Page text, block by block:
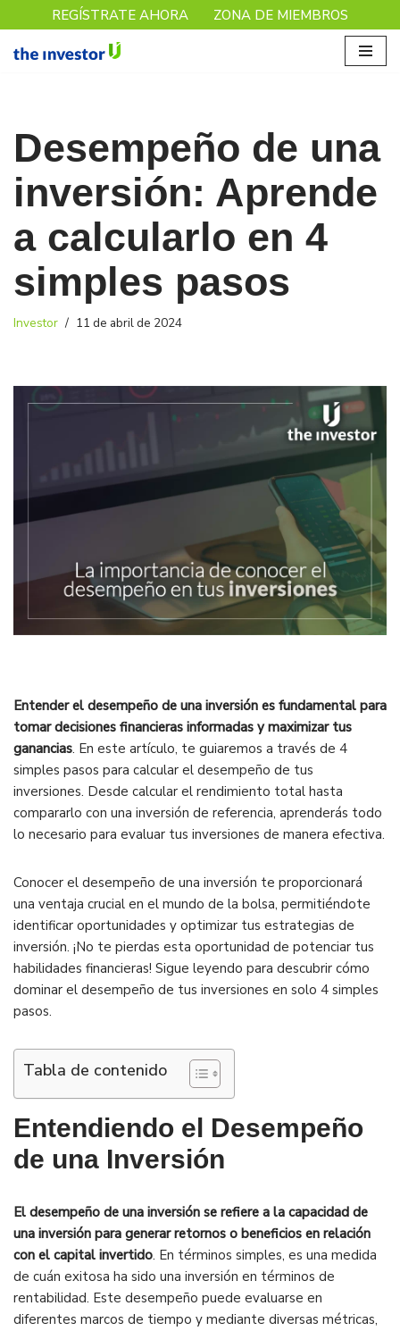
Saltar
REGÍSTRATE AHORA ZONA DE MIEMBROS
Desempeño de una
inversión: Aprende
a calcularlo en 4
simples pasos
Investor 11 de abril de 2024
Entender el desempeño de una inversión es fundamental para
tomar decisiones financieras informadas y maximizar tus
ganancias. En este artículo, te guiaremos a través de 4
simples pasos para calcular el desempeño de tus
inversiones. Desde calcular el rendimiento total hasta
compararlo con una inversión de referencia, aprenderás todo
lo necesario para evaluar tus inversiones de manera efectiva.
Conocer el desempeño de una inversión te proporcionará
una ventaja crucial en el mundo de la bolsa, permitiéndote
identificar oportunidades y optimizar tus estrategias de
inversión. ¡No te pierdas esta oportunidad de potenciar tus
habilidades financieras! Sigue leyendo para descubrir cómo
dominar el desempeño de tus inversiones en solo 4 simples
pasos.
Tabla de contenido
Entendiendo el Desempeño
de una Inversión
El desempeño de una inversión se refiere a la capacidad de
una inversión para generar retornos o beneficios en relación
con el capital invertido. En términos simples, es una medida
de cuán exitosa ha sido una inversión en términos de
rentabilidad. Este desempeño puede evaluarse en
diferentes marcos de tiempo y mediante diversas métricas,